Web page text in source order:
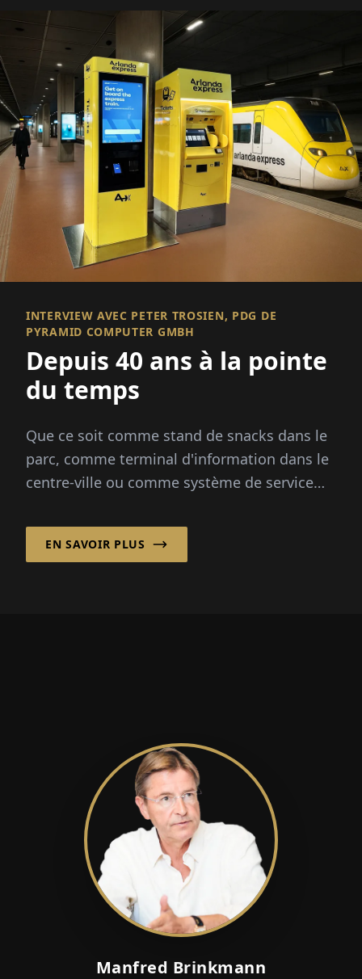
INTERVIEW AVEC PETER TROSIEN, PDG DE
PYRAMID COMPUTER GMBH
Depuis 40 ans à la pointe
du temps
Que ce soit comme stand de snacks dans le
parc, comme terminal d'information dans le
centre-ville ou comme système de service
extérieurs combinent fonctionn...
EN SAVOIR PLUS
Manfred Brinkmann